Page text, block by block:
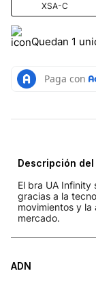
XSA-C
Quedan 1
Descripción
El bra UA Infinity
gracias a la
movimientos y la
mercado.
ADN